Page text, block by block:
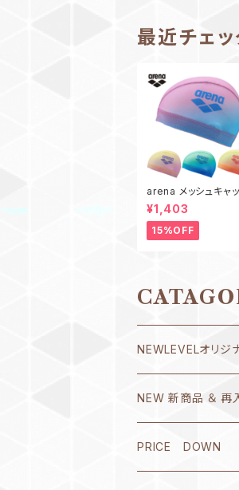
最近チェ
arena メッシュキャ
AS6FSC50U スイム
ャップ スイミングキャ
プ 水泳 アリーナ グラ
ーション
¥1,403
15%OFF
NEWLEVELオリジ
Ｔシャツ
書き心 春流・破留(
NEW 新商品 ＆ 再
8月1日～10日
PRICE DOWN